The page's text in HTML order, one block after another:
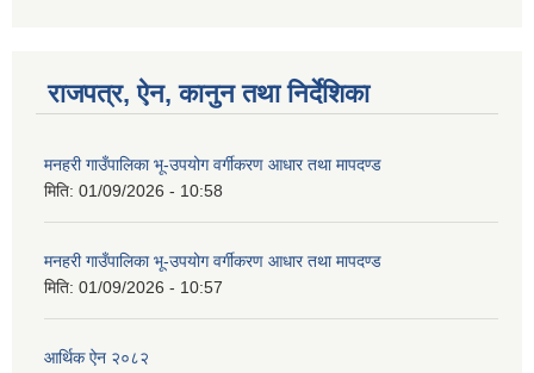
राजपत्र, ऐन, कानुन तथा निर्देशिका
मनहरी गाउँपालिका भू-उपयोग वर्गीकरण आधार तथा मापदण्ड
मिति: 01/09/2026 - 10:58
मनहरी गाउँपालिका भू-उपयोग वर्गीकरण आधार तथा मापदण्ड
मिति: 01/09/2026 - 10:57
आर्थिक ऐन २०८२